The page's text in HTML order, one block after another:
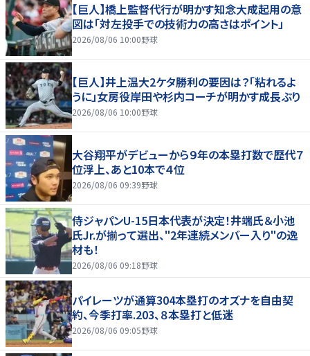
【巨人】橋上監督代行が明かす知念大成起用の意
図は「対左投手での技術力の高さはポイント」
2026/08/06 10:00野球
【巨人】井上温大2ケタ勝利の要因は？「粘れるよ
うに」女房役岸田や杉内コーチが明かす成長ぶり
2026/08/06 10:00野球
大谷翔平がデビューから９年の本塁打数で歴代７
位浮上、あと10本で４位
2026/08/06 09:39野球
侍ジャパンU-15日本代表が決定！井端氏＆小池
氏Jr.が揃って選出、"2年連続メンバー入り"の逸
材も！
2026/08/06 09:18野球
パイレーツが通算304本塁打のオズナを自由契
約、今季打率.203、８本塁打と低迷
2026/08/06 09:05野球